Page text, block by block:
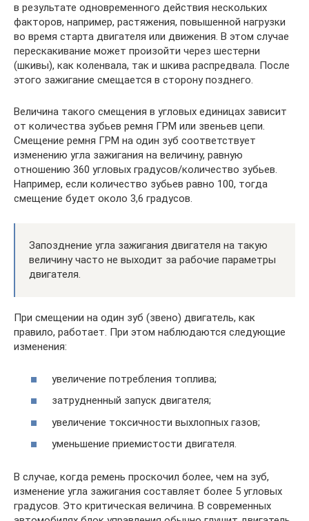
в результате одновременного действия нескольких
факторов, например, растяжения, повышенной нагрузки
во время старта двигателя или движения. В этом случае
перескакивание может произойти через шестерни
(шкивы), как коленвала, так и шкива распредвала. После
этого зажигание смещается в сторону позднего.
Величина такого смещения в угловых единицах зависит
от количества зубьев ремня ГРМ или звеньев цепи.
Смещение ремня ГРМ на один зуб соответствует
изменению угла зажигания на величину, равную
отношению 360 угловых градусов/количество зубьев.
Например, если количество зубьев равно 100, тогда
смещение будет около 3,6 градусов.
Запозднение угла зажигания двигателя на такую
величину часто не выходит за рабочие параметры
двигателя.
При смещении на один зуб (звено) двигатель, как
правило, работает. При этом наблюдаются следующие
изменения:
увеличение потребления топлива;
затрудненный запуск двигателя;
увеличение токсичности выхлопных газов;
уменьшение приемистости двигателя.
В случае, когда ремень проскочил более, чем на зуб,
изменение угла зажигания составляет более 5 угловых
градусов. Это критическая величина. В современных